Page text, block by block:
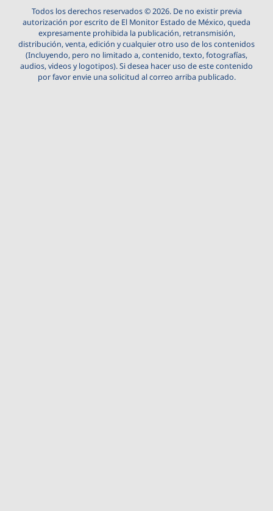
Todos los derechos reservados © 2026. De no existir previa
autorización por escrito de El Monitor Estado de México, queda
expresamente prohibida la publicación, retransmisión,
distribución, venta, edición y cualquier otro uso de los contenidos
(Incluyendo, pero no limitado a, contenido, texto, fotografías,
audios, videos y logotipos). Si desea hacer uso de este contenido
por favor envie una solicitud al correo arriba publicado.